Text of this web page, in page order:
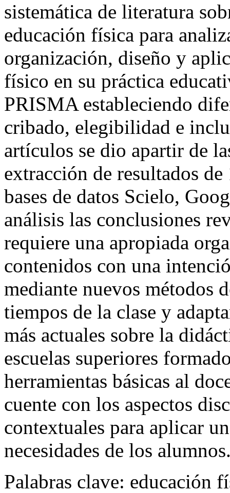
sistemática de literatura
educación física para
organización, diseño y
físico en su práctica
PRISMA estableciendo
cribado, elegibilidad e
artículos se dio apartir de
extracción de resultados
bases de datos Scielo,
análisis las conclusiones
requiere una apropiada
contenidos con una
mediante nuevos métodos
tiempos de la clase y
más actuales sobre la
escuelas superiores
herramientas básicas al
cuente con los aspectos
contextuales para aplicar
necesidades de los
Palabras clave: educación